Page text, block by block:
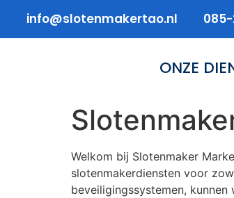
info@slotenmakertao.nl 085-
ONZE
Welkom bij Slotenmaker
slotenmakerdiensten voor
beveiligingssystemen,